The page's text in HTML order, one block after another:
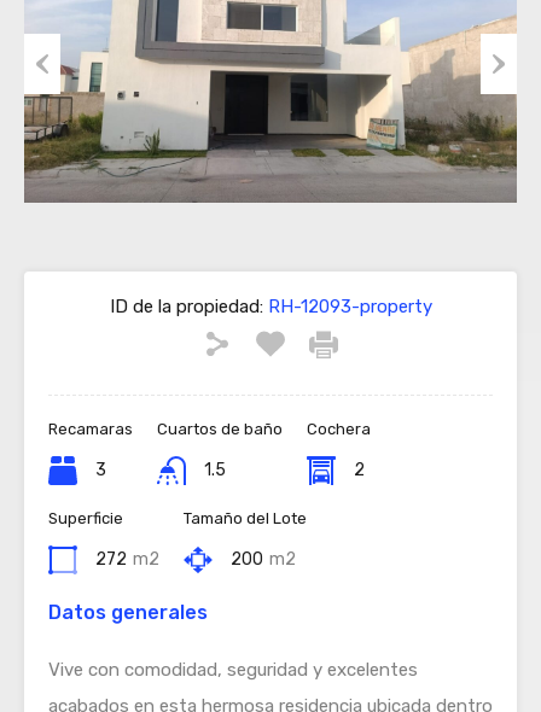
Previous Next
ID de la propiedad:RH-12093-property
Recamaras
3
Cuartos de baño
1.5
Cochera
2
Superficie
272 m2
Tamaño del Lote
200 m2
Datos generales
Vive con comodidad, seguridad y excelentes
acabados en esta hermosa residencia ubicada dentro